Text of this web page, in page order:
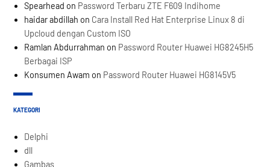
Spearhead on Password Terbaru ZTE F609 Indihome
haidar abdillah on Cara Install Red Hat Enterprise Linux 8 di
Upcloud dengan Custom ISO
Ramlan Abdurrahman on Password Router Huawei HG8245H5
Berbagai ISP
Konsumen Awam on Password Router Huawei HG8145V5
KATEGORI
Delphi
dll
Gambas